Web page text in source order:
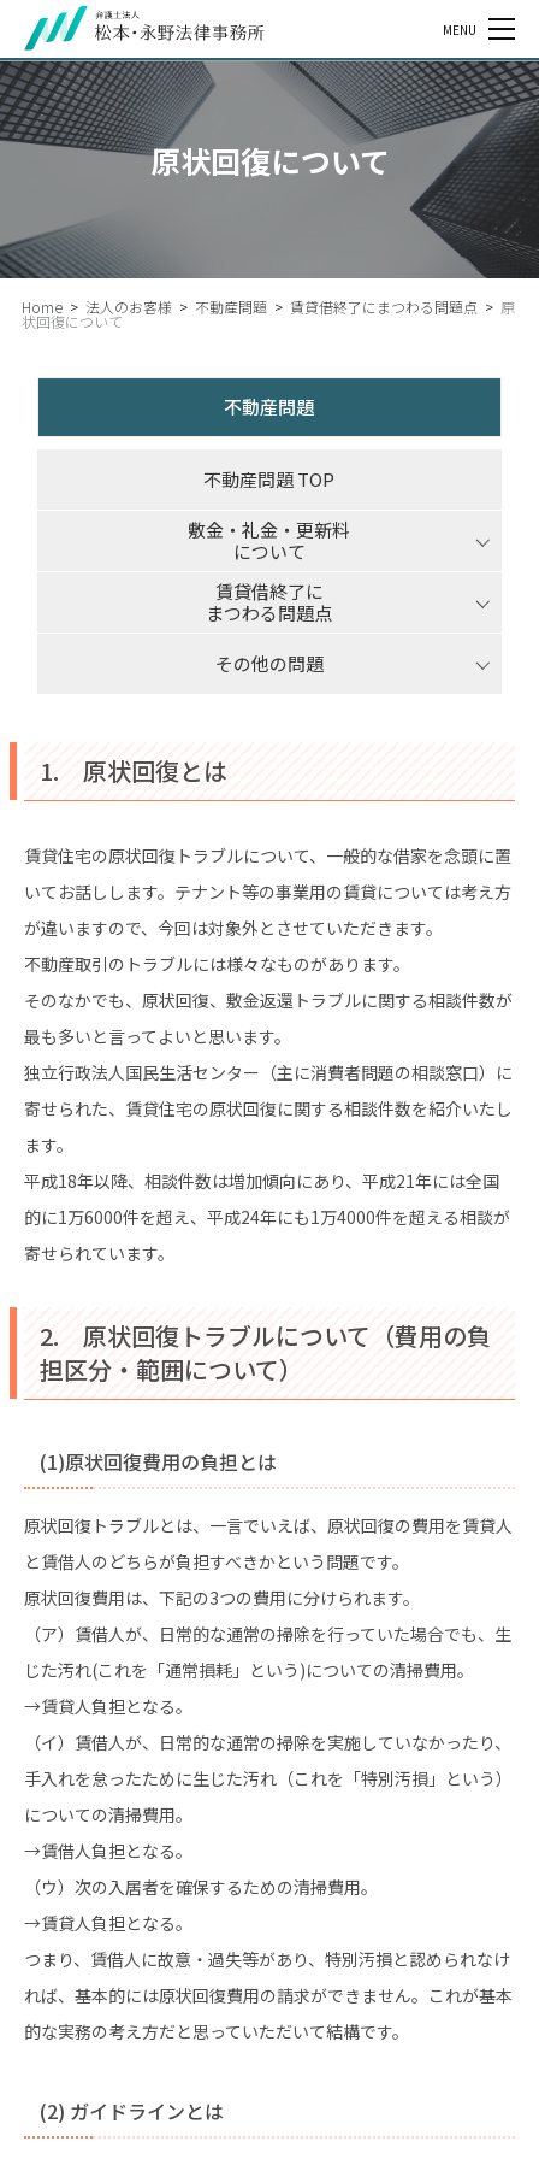
MENU
原状回復について
Home > 法人のお客様 > 不動産問題 > 賃貸借終了にまつわる問題点 > 原
状回復について
不動産問題
不動産問題 TOP
敷金・礼金・更新料
について
賃貸借終了に
まつわる問題点
その他の問題
1. 原状回復とは
賃貸住宅の原状回復トラブルについて、一般的な借家を念頭に置
いてお話しします。テナント等の事業用の賃貸については考え方
が違いますので、今回は対象外とさせていただきます。
不動産取引のトラブルには様々なものがあります。
そのなかでも、原状回復、敷金返還トラブルに関する相談件数が
最も多いと言ってよいと思います。
独立行政法人国民生活センター（主に消費者問題の相談窓口）に
寄せられた、賃貸住宅の原状回復に関する相談件数を紹介いたし
ます。
平成18年以降、相談件数は増加傾向にあり、平成21年には全国
的に1万6000件を超え、平成24年にも1万4000件を超える相談が
寄せられています。
2. 原状回復トラブルについて（費用の負
担区分・範囲について）
(1)原状回復費用の負担とは
原状回復トラブルとは、一言でいえば、原状回復の費用を賃貸人
と賃借人のどちらが負担すべきかという問題です。
原状回復費用は、下記の3つの費用に分けられます。
（ア）賃借人が、日常的な通常の掃除を行っていた場合でも、生
じた汚れ(これを「通常損耗」という)についての清掃費用。
→賃貸人負担となる。
（イ）賃借人が、日常的な通常の掃除を実施していなかったり、
手入れを怠ったために生じた汚れ（これを「特別汚損」という）
についての清掃費用。
→賃借人負担となる。
（ウ）次の入居者を確保するための清掃費用。
→賃貸人負担となる。
つまり、賃借人に故意・過失等があり、特別汚損と認められなけ
れば、基本的には原状回復費用の請求ができません。これが基本
的な実務の考え方だと思っていただいて結構です。
(2) ガイドラインとは